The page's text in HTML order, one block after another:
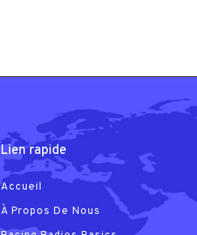
Lien rapide
Accueil
À Propos De Nous